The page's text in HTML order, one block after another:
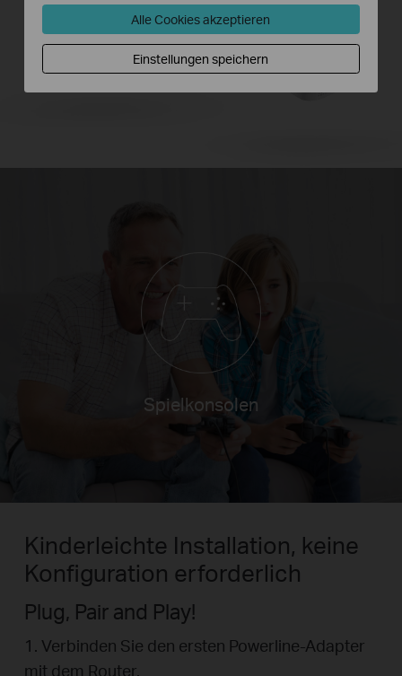
Kinderleichte Installation, keine
Konfiguration erforderlich
Plug, Pair and Play!
1. Verbinden Sie den ersten Powerline-Adapter
mit dem Router.
Alle Cookies akzeptieren
Einstellungen speichern